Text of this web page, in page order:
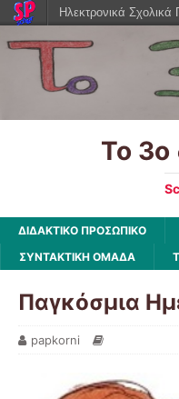
Το 3ο
ΔΙΔΑΚΤΙΚΟ ΠΡΟΣΩΠΙΚΟ
ΣΥΝΤΑΚΤΙΚΗ ΟΜΑΔΑ
Παγκόσμια
papkorni
Ηλεκτρονικά Σχολικά